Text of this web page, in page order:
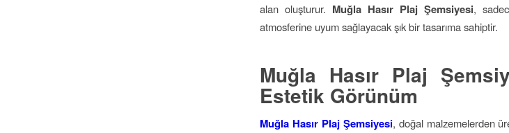
alan oluşturur. Muğla Hasır Plaj Şemsiyesi,
atmosferine uyum sağlayacak şık bir tasarıma sahiptir.
Muğla Hasır Plaj
Estetik Görünüm
Muğla Hasır Plaj Şemsiyesi, doğal malzemelerden